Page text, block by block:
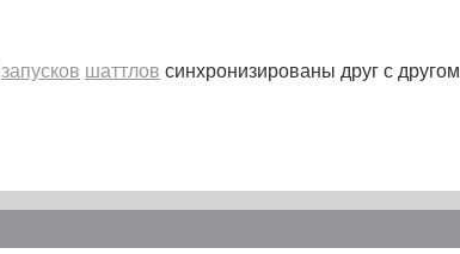
запусков шаттлов синхронизированы друг с другом